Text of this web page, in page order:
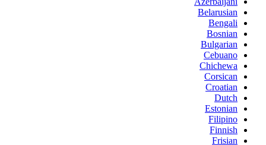
Belarusian
Bengali
Bosnian
Bulgarian
Cebuano
Chichewa
Corsican
Croatian
Dutch
Estonian
Filipino
Finnish
Frisian